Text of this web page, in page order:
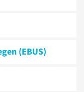
(EBUS)